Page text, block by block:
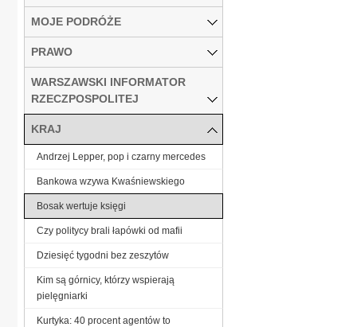
MOJE PODRÓŻE
PRAWO
WARSZAWSKI INFORMATOR
RZECZPOSPOLITEJ
KRAJ
Andrzej Lepper, pop i czarny mercedes
Bankowa wzywa Kwaśniewskiego
Bosak wertuje księgi
Czy politycy brali łapówki od mafii
Dziesięć tygodni bez zeszytów
Kim są górnicy, którzy wspierają
pielęgniarki
Kurtyka: 40 procent agentów to